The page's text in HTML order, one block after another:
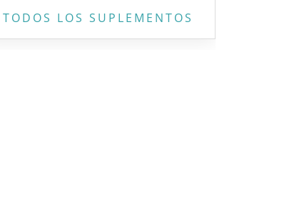
TODOS LOS SUPLEMENTOS